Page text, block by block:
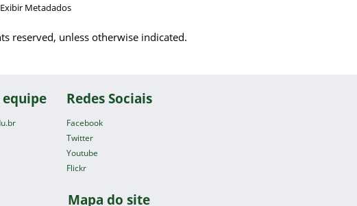
Exibir Metadados
reserved, unless otherwise indicated.
equipe Redes Sociais
Facebook
Twitter
Youtube
Flickr
Mapa do site